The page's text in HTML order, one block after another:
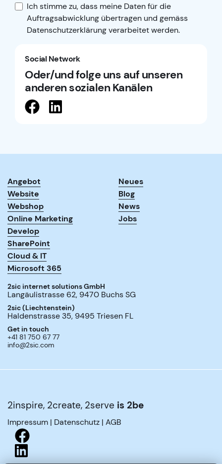
Ich stimme zu, dass meine Daten für die
Auftragsabwicklung übertragen und gemäss
Datenschutzerklärungverarbeitet werden.
Social Network
Oder/und folge uns auf unseren
anderen sozialen Kanälen
Angebot
Website
Webshop
Online Marketing
Develop
SharePoint
Cloud & IT
Microsoft 365
Neues
Blog
News
Jobs
2sic internet solutions GmbH
Langäulistrasse 62, 9470 Buchs SG
2sic (Liechtenstein)
Haldenstrasse 35, 9495 Triesen FL
Get in touch
+41 81 750 67 77
info@2sic.com
2inspire, 2create, 2serve is 2be
Impressum | Datenschutz | AGB